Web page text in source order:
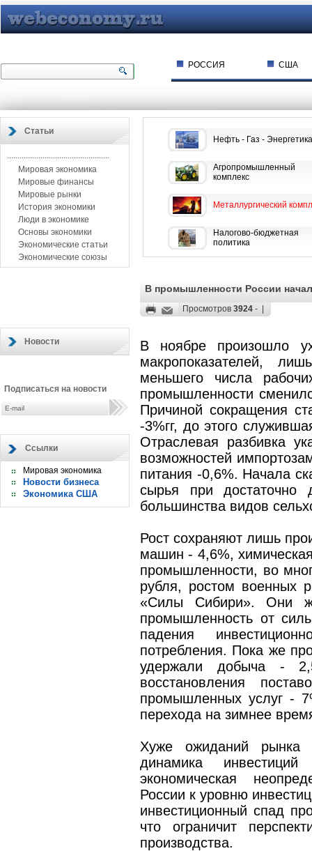
РОССИЯ США
Статьи
.................................................
Мировая экономика
Мировые финансы
Мировые рынки
История экономики
Люди в экономике
Основы экономики
Экономические статьи
Экономические союзы
Новости
Подписаться на новости
Ссылки
Мировая экономика
Новости бизнеса
Экономика США
Нефть - Газ - Энергетика
Агропромышленный
комплекс
Металлургический
Налогово-бюджетная
политика
В промышленности России
Просмотров 3924 - |
В ноябре произошло
макропоказателей,
меньшего числа
промышленности
Причиной сокращения
-3%гг, до этого
Отраслевая разбивка
возможностей
питания -0,6%. Начала
сырья при достаточно
большинства видов
Рост сохраняют лишь
машин - 4,6%,
промышленности, во
рубля, ростом военных
«Силы Сибири». Они
промышленность от
падения
потребления. Пока же
удержали добыча -
восстановления
промышленных услуг -
перехода на зимнее
Хуже ожиданий рынка
динамика
экономическая
России к уровню
инвестиционный спад
что ограничит
производства.